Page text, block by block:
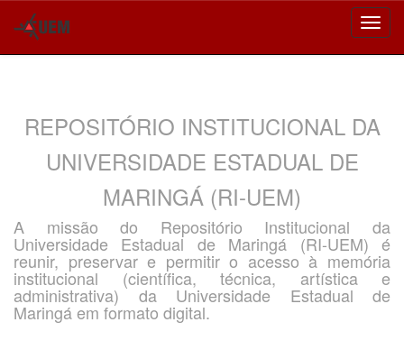
REPOSITÓRIO INSTITUCIONAL DA
UNIVERSIDADE ESTADUAL DE
MARINGÁ (RI-UEM)
A missão do Repositório Institucional da
Universidade Estadual de Maringá (RI-UEM) é
reunir, preservar e permitir o acesso à memória
institucional (científica, técnica, artística e
administrativa) da Universidade Estadual de
Maringá em formato digital.